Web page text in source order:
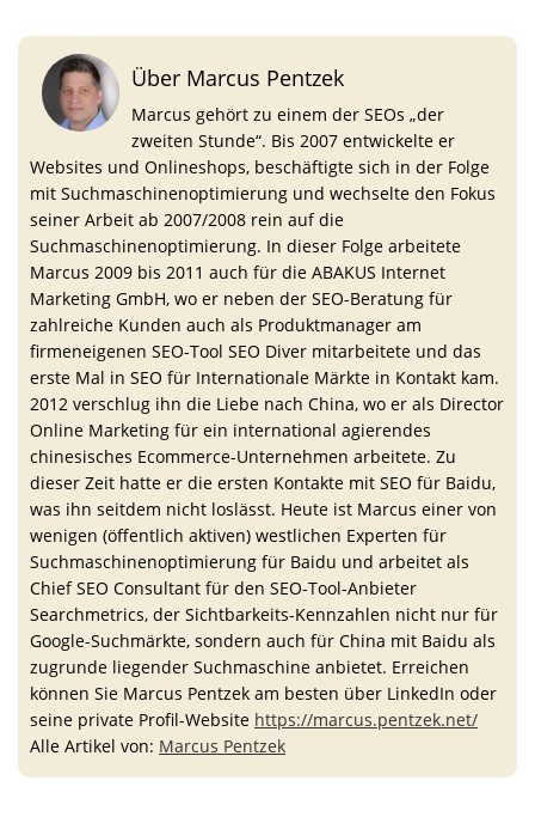
Über Marcus Pentzek
Marcus gehört zu einem der SEOs „der
zweiten Stunde“. Bis 2007 entwickelte er
Websites und Onlineshops, beschäftigte sich in der Folge
mit Suchmaschinenoptimierung und wechselte den Fokus
seiner Arbeit ab 2007/2008 rein auf die
Suchmaschinenoptimierung. In dieser Folge arbeitete
Marcus 2009 bis 2011 auch für die ABAKUS Internet
Marketing GmbH, wo er neben der SEO-Beratung für
zahlreiche Kunden auch als Produktmanager am
firmeneigenen SEO-Tool SEO Diver mitarbeitete und das
erste Mal in SEO für Internationale Märkte in Kontakt kam.
2012 verschlug ihn die Liebe nach China, wo er als Director
Online Marketing für ein international agierendes
chinesisches Ecommerce-Unternehmen arbeitete. Zu
dieser Zeit hatte er die ersten Kontakte mit SEO für Baidu,
was ihn seitdem nicht loslässt. Heute ist Marcus einer von
wenigen (öffentlich aktiven) westlichen Experten für
Suchmaschinenoptimierung für Baidu und arbeitet als
Chief SEO Consultant für den SEO-Tool-Anbieter
Searchmetrics, der Sichtbarkeits-Kennzahlen nicht nur für
Google-Suchmärkte, sondern auch für China mit Baidu als
zugrunde liegender Suchmaschine anbietet. Erreichen
können Sie Marcus Pentzek am besten über LinkedIn oder
seine private Profil-Website https://marcus.pentzek.net/
Alle Artikel von: Marcus Pentzek